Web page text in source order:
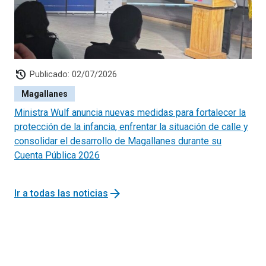
history Publicado: 02/07/2026
Magallanes
Ministra Wulf anuncia nuevas medidas para fortalecer la
protección de la infancia, enfrentar la situación de calle y
consolidar el desarrollo de Magallanes durante su
Cuenta Pública 2026
Ir a todas las noticias arrow_forward